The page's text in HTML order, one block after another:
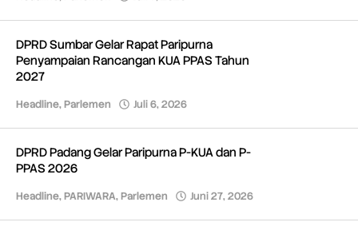
DPRD Sumbar Gelar Rapat Paripurna
Penyampaian Rancangan KUA PPAS Tahun
2027
Headline,Parlemen Juli 6, 2026
DPRD Padang Gelar Paripurna P-KUA dan P-
PPAS 2026
Headline,PARIWARA,Parlemen Juni 27, 2026